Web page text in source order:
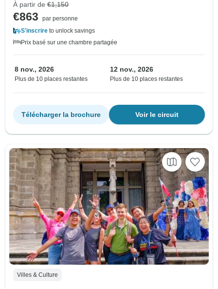
À partir de €1,150
€863
par personne
S'inscrire to unlock savings
Prix basé sur une chambre partagée
8 nov., 2026
Plus de 10 places restantes
12 nov., 2026
Plus de 10 places restantes
Voir le circuit
Télécharger la brochure
Villes & Culture